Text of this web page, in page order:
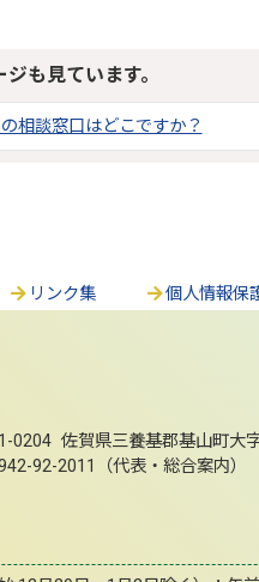
も見ています。
相談窓口はどこですか？
リンク集 個人情報保
0204 佐賀県三養基郡基山町大
92-2011（代表・総合案内